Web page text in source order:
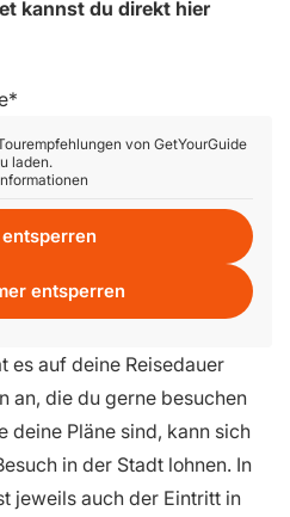
kannst du direkt hier
von GetYourGuide
laden.
entsperren
es auf deine Reisedauer
an, die du gerne besuchen
deine Pläne sind, kann sich
in der Stadt lohnen. In
jeweils auch der Eintritt in